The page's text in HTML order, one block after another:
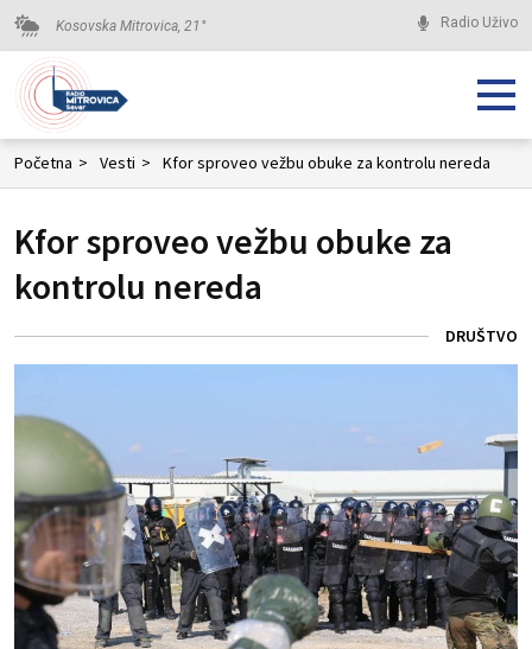
Kosovska Mitrovica, 21 ° Radio Uživo
Početna > Vesti > Kfor sproveo vežbu obuke za kontrolu nereda
Kfor sproveo vežbu obuke za
kontrolu nereda
DRUŠTVO